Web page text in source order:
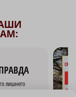
лишнего